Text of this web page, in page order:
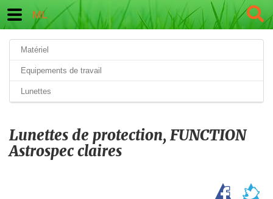
ML
Matériel
Equipements de travail
Lunettes
Lunettes de protection, FUNCTION
Astrospec claires